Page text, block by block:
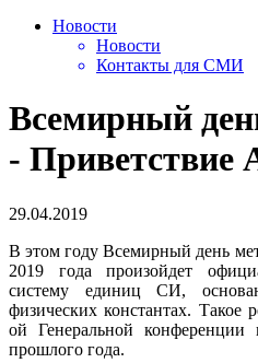
Новости
Новости
Контакты для СМИ
Всемирный
- Приветствие
29.04.2019
В этом году Всемирный день
2019 года произойдет
систему единиц СИ,
физических константах.
ой Генеральной
прошлого года.